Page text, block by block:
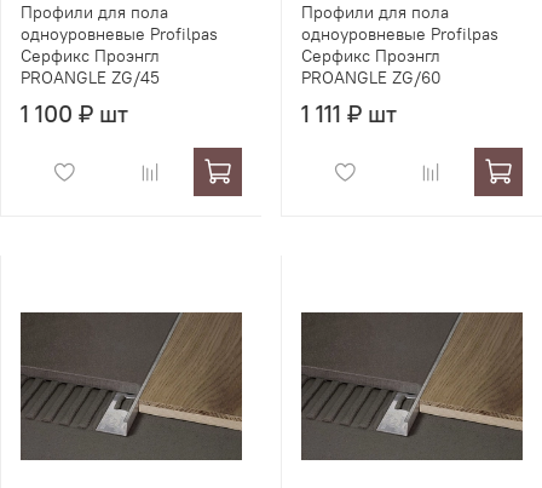
Профили для пола
одноуровневые Profilpas
Серфикс Проэнгл
PROANGLE ZG/45
1 100 ₽ шт
Профили для пола
одноуровневые Profilpas
Серфикс Проэнгл
PROANGLE ZG/60
1 111 ₽ шт